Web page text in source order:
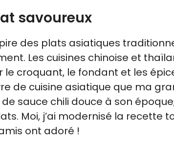
savoureux
des plats asiatiques
Les cuisines chinoise et
croquant, le fondant et les
de cuisine asiatique que ma
de sauce chili douce à son
Moi, j’ai modernisé la recette
ont adoré !